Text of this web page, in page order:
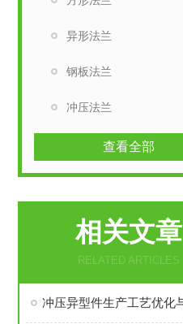
异形法兰
钢板法兰
冲压法兰
查看全部
相关文章
RELATED ARTICLES